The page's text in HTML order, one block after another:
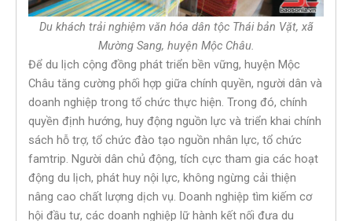
Du khách trải nghiệm văn hóa dân tộc Thái bản Vặt, xã
Mường Sang, huyện Mộc Châu.
Để du lịch cộng đồng phát triển bền vững, huyện Mộc
Châu tăng cường phối hợp giữa chính quyền, người dân và
doanh nghiệp trong tổ chức thực hiện. Trong đó, chính
quyền định hướng, huy động nguồn lực và triển khai chính
sách hỗ trợ, tổ chức đào tạo nguồn nhân lực, tổ chức
famtrip. Người dân chủ động, tích cực tham gia các hoạt
động du lịch, phát huy nội lực, không ngừng cải thiện
nâng cao chất lượng dịch vụ. Doanh nghiệp tìm kiếm cơ
hội đầu tư, các doanh nghiệp lữ hành kết nối đưa du